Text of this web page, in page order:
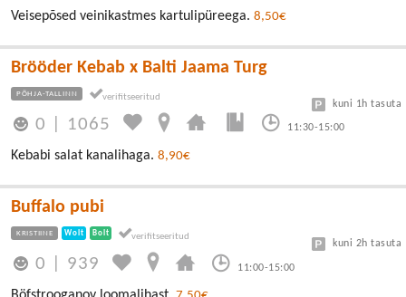
Veisepõsed veinikastmes kartulipüreega. 8,50€
Brööder Kebab x Balti Jaama Turg
PÕHJA-TALLINN
0 1065 11:30-15:00
kuni 1h tasuta
Kebabi salat kanalihaga. 8,90€
Buffalo pubi
KRISTIINE Wolt Bolt
0 939 11:00-15:00
kuni 2h tasuta